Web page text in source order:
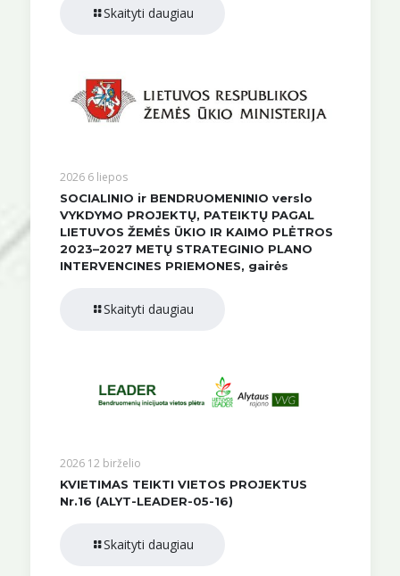
Skaityti daugiau
2026 6 liepos
SOCIALINIO ir BENDRUOMENINIO verslo
VYKDYMO PROJEKTŲ, PATEIKTŲ PAGAL
LIETUVOS ŽEMĖS ŪKIO IR KAIMO PLĖTROS
2023–2027 METŲ STRATEGINIO PLANO
INTERVENCINES PRIEMONES, gairės
Skaityti daugiau
2026 12 birželio
KVIETIMAS TEIKTI VIETOS PROJEKTUS
Nr.16 (ALYT-LEADER-05-16)
Skaityti daugiau